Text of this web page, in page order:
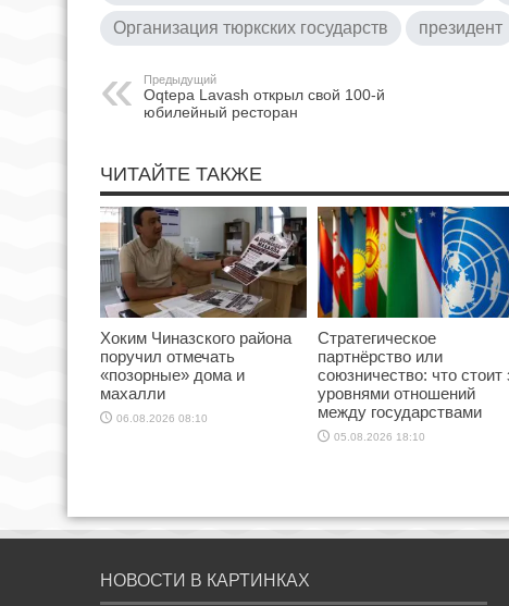
Организация тюркских государств президент
Предыдущий
Oqtepa Lavash открыл свой 100-й
юбилейный ресторан
ЧИТАЙТЕ ТАКЖЕ
Хоким Чиназского района
поручил отмечать
«позорные» дома и
махалли
06.08.2026 08:10
Стратегическое
партнёрство или
союзничество: что стоит
уровнями отношений
между государствами
05.08.2026 18:10
НОВОСТИ В КАРТИНКАХ